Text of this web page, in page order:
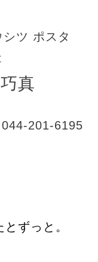
シツ ポスタ
真
201-6195
ずっと。